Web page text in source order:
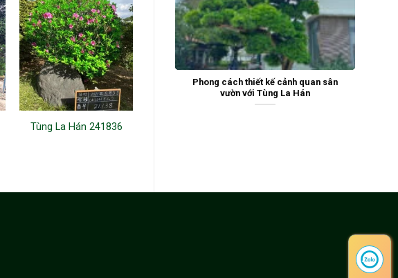
Phong cách thiết kế cảnh quan sân
vườn với Tùng La Hán
Tùng La Hán 241836